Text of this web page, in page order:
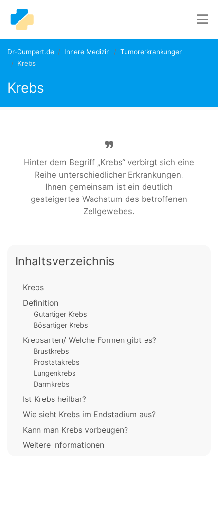
Dr-Gumpert.de Innere Medizin
Tumorerkrankungen
Krebs
Krebs
Hinter dem Begriff „Krebs“ verbirgt sich eine
Reihe unterschiedlicher Erkrankungen,
Ihnen gemeinsam ist ein deutlich
gesteigertes Wachstum des betroffenen
Zellgewebes.
Inhaltsverzeichnis
Krebs
Definition
Gutartiger Krebs
Bösartiger Krebs
Krebsarten/ Welche Formen gibt es?
Brustkrebs
Prostatakrebs
Lungenkrebs
Darmkrebs
Ist Krebs heilbar?
Wie sieht Krebs im Endstadium aus?
Kann man Krebs vorbeugen?
Weitere Informationen